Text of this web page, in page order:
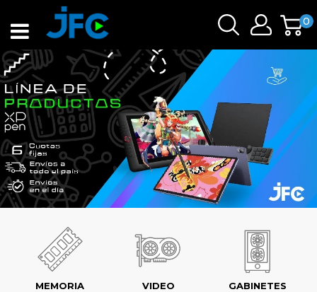
0
MEMORIA VIDEO GABINETES